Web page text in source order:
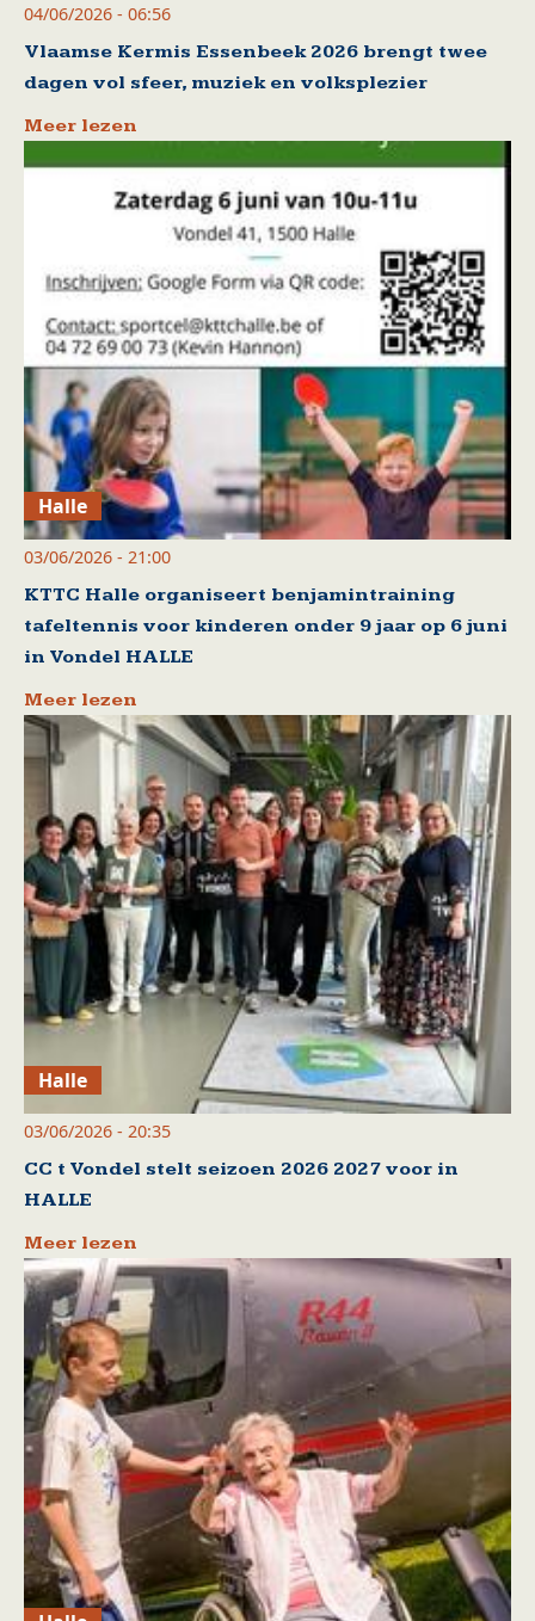
04/06/2026 - 06:56
Vlaamse Kermis Essenbeek 2026 brengt twee
dagen vol sfeer, muziek en volksplezier
Meer lezen
Halle
03/06/2026 - 21:00
KTTC Halle organiseert benjamintraining
tafeltennis voor kinderen onder 9 jaar op 6 juni
in Vondel HALLE
Meer lezen
Halle
03/06/2026 - 20:35
CC t Vondel stelt seizoen 2026 2027 voor in
HALLE
Meer lezen